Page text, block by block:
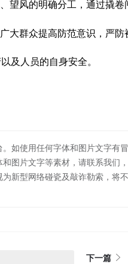
望风的明确分工，通过撬
群众提高防范意识，严防
及人员的自身安全。
如使用任何字体和图片文字有
图片文字等素材，请联系我们
新型网络碰瓷及敲诈勒索，将
下一篇